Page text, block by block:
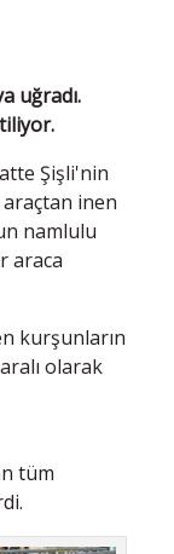
uğradı.
Şişli'nin
inen
namlulu
araca
kurşunların
olarak
tüm